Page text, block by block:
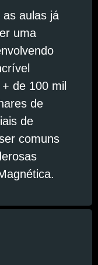
as aulas já
uma
de 100 mil
de
de
comuns